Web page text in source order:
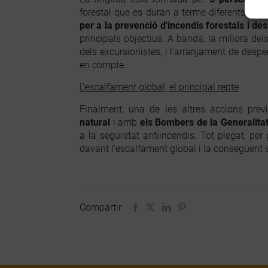
forestal que es duran a terme diferents
per a la prevenció d'incendis forestals i
principals objectius. A banda, la millora
dels excursionistes, i l'arranjament de
en compte.
L'escalfament global, el principal repte
Finalment, una de les altres accions
natural i amb els Bombers de la Generalitat
a la seguretat antiincendis. Tot plegat,
davant l'escalfament global i la consegüent
Compartir